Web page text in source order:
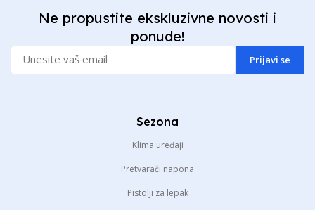
Ne propustite ekskluzivne novosti i
ponude!
Prijavi se
Sezona
Klima uređaji
Pretvarači napona
Pistolji za lepak